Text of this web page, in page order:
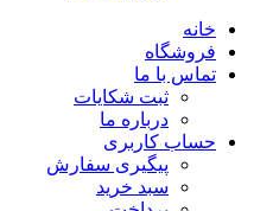
خانه
فروشگاه
تماس با ما
ثبت شکایات
درباره ما
حساب کاربری
پیگیری سفارش
سبد خرید